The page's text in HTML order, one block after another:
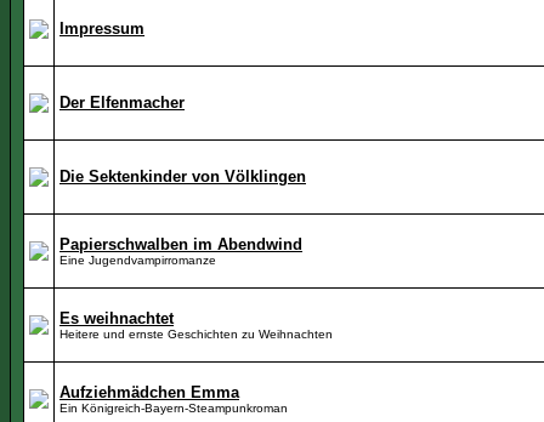
Impressum
Der Elfenmacher
Die Sektenkinder von Völklingen
Papierschwalben im Abendwind
Eine Jugendvampirromanze
Es weihnachtet
Heitere und ernste Geschichten zu Weihnachten
Aufziehmädchen Emma
Ein Königreich-Bayern-Steampunkroman